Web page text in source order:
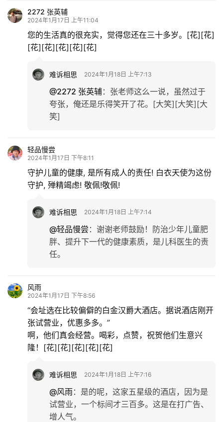
2272 张英辅
2024年1月17日 上午11:04
您的生活真的很充实，觉得您还在三十多岁。[花][花]
[花][花][花][花][花]
难诉相思 2024年1月18日 上午7:13
@2272 张英辅： 张老师这么一说，虽然过于
夸张，俺还是乐得笑开了花。[大笑][大笑][大
笑]
轻品慢尝
2024年1月17日 下午8:11
守护儿童的健康, 是所有成人的责任! 白衣天使为这份
守护, 殚精竭虑! 敬佩!敬佩!
难诉相思 2024年1月18日 上午7:14
@轻品慢尝 ： 谢谢老师鼓励！防治少年儿童肥
胖、提升下一代的健康素质，是儿科医生的责
任。
风雨
2024年1月17日 下午8:56
“会址选在比较偏僻的白金汉爵大酒店。据说酒店刚开
张试营业，优惠多多。”
啊，他们真会经营。喝彩，点赞，祝贺他们生意兴
隆！[花][花][花][花][花]
难诉相思 2024年1月18日 上午7:16
@风雨： 是的呢，这家五星级的酒店，因为是
试营业，一个标间才三百多。这是在打广告、
增人气。